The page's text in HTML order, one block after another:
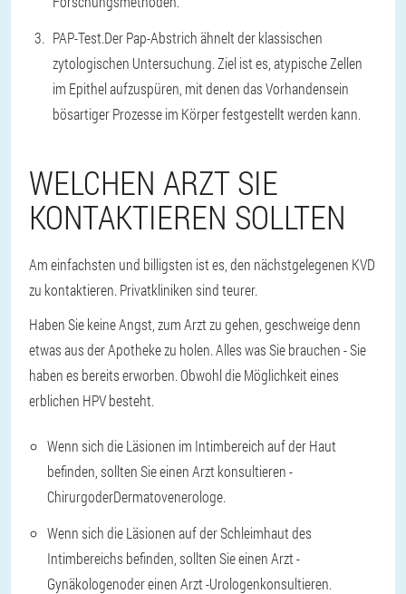
PAP-Test.Der Pap-Abstrich ähnelt der klassischen
zytologischen Untersuchung. Ziel ist es, atypische Zellen
im Epithel aufzuspüren, mit denen das Vorhandensein
bösartiger Prozesse im Körper festgestellt werden kann.
WELCHEN ARZT SIE
KONTAKTIEREN SOLLTEN
Am einfachsten und billigsten ist es, den nächstgelegenen KVD
zu kontaktieren. Privatkliniken sind teurer.
Haben Sie keine Angst, zum Arzt zu gehen, geschweige denn
etwas aus der Apotheke zu holen. Alles was Sie brauchen - Sie
haben es bereits erworben. Obwohl die Möglichkeit eines
erblichen HPV besteht.
Wenn sich die Läsionen im Intimbereich auf der Haut
befinden, sollten Sie einen Arzt konsultieren -
ChirurgoderDermatovenerologe.
Wenn sich die Läsionen auf der Schleimhaut des
Intimbereichs befinden, sollten Sie einen Arzt -
Gynäkologenoder einen Arzt -Urologenkonsultieren.